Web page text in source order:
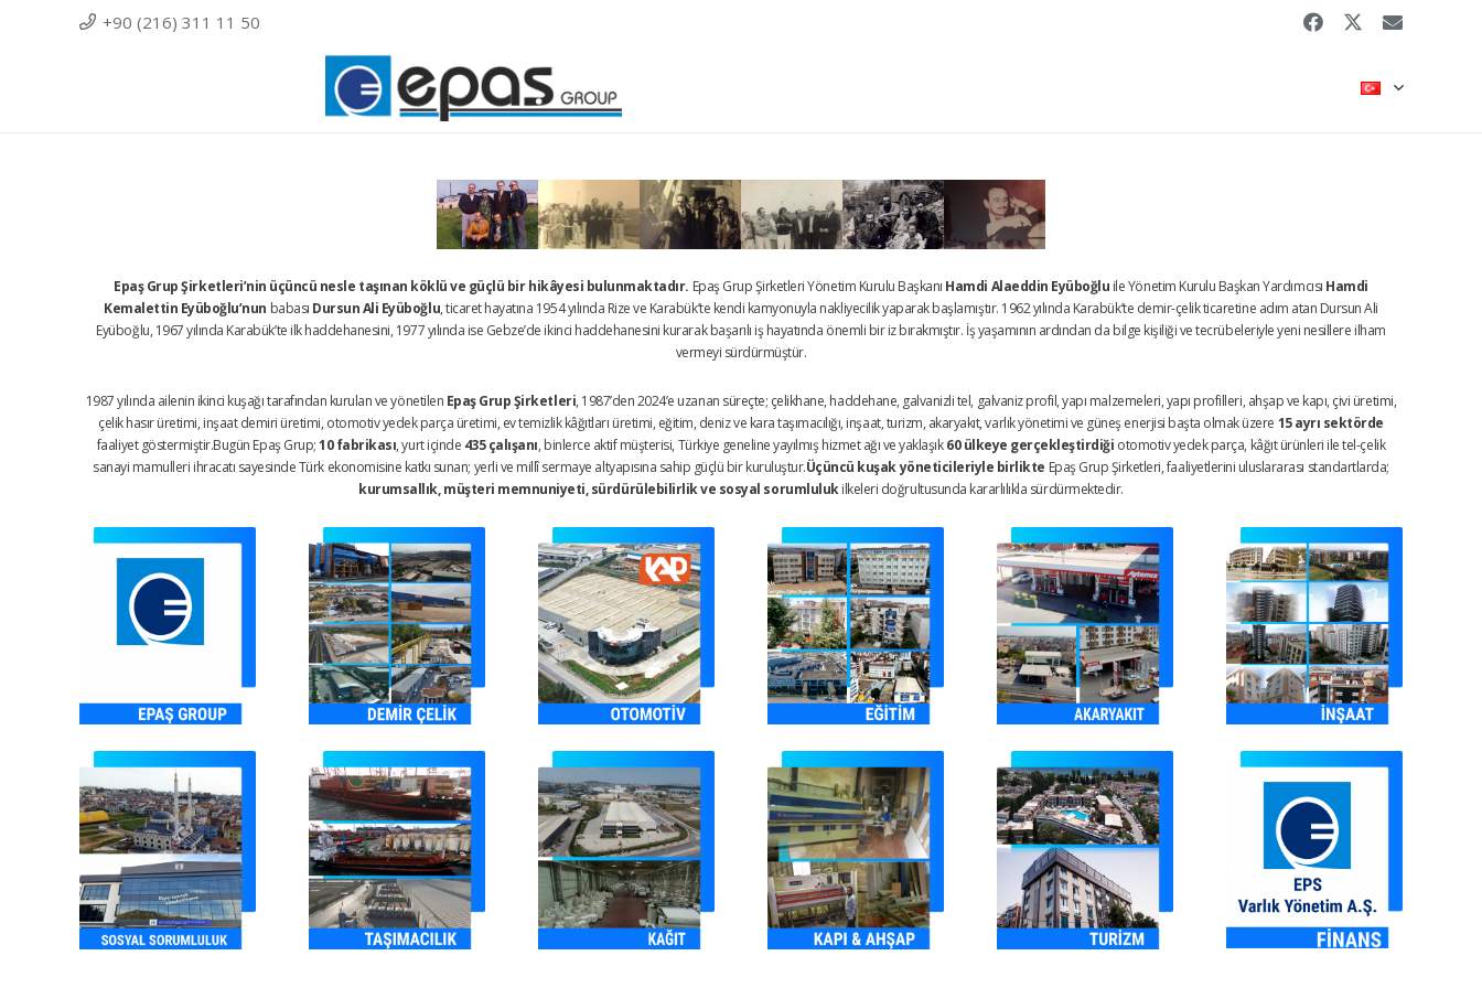
+90 (216) 311 11 50
Epaş Grup Şirketleri’nin üçüncü nesle taşınan köklü ve güçlü bir hikâyesi bulunmaktadır. Epaş Grup Şirketleri Yönetim Kurulu Başkanı Hamdi Alaeddin Eyüboğlu ile Yönetim Kurulu Başkan Yardımcısı Hamdi
Kemalettin Eyüboğlu’nun babası Dursun Ali Eyüboğlu, ticaret hayatına 1954 yılında Rize ve Karabük’te kendi kamyonuyla nakliyecilik yaparak başlamıştır. 1962 yılında Karabük’te demir-çelik ticaretine adım atan Dursun Ali
Eyüboğlu, 1967 yılında Karabük’te ilk haddehanesini, 1977 yılında ise Gebze’de ikinci haddehanesini kurarak başarılı iş hayatında önemli bir iz bırakmıştır. İş yaşamının ardından da bilge kişiliği ve tecrübeleriyle yeni nesillere ilham
vermeyi sürdürmüştür.
1987 yılında ailenin ikinci kuşağı tarafından kurulan ve yönetilen Epaş Grup Şirketleri, 1987’den 2024’e uzanan süreçte; çelikhane, haddehane, galvanizli tel, galvaniz profil, yapı malzemeleri, yapı profilleri, ahşap ve kapı, çivi üretimi,
çelik hasır üretimi, inşaat demiri üretimi, otomotiv yedek parça üretimi, ev temizlik kâğıtları üretimi, eğitim, deniz ve kara taşımacılığı, inşaat, turizm, akaryakıt, varlık yönetimi ve güneş enerjisi başta olmak üzere 15 ayrı sektörde
faaliyet göstermiştir.Bugün Epaş Grup;10 fabrikası, yurt içinde 435 çalışanı, binlerce aktif müşterisi, Türkiye geneline yayılmış hizmet ağı ve yaklaşık60 ülkeye gerçekleştirdiği otomotiv yedek parça, kâğıt ürünleri ile tel-çelik
sanayi mamulleri ihracatı sayesinde Türk ekonomisine katkı sunan; yerli ve millî sermaye altyapısına sahip güçlü bir kuruluştur.Üçüncü kuşak yöneticileriyle birlikte Epaş Grup Şirketleri, faaliyetlerini uluslararası standartlarda;
kurumsallık, müşteri memnuniyeti, sürdürülebilirlik ve sosyal sorumlulukilkeleri doğrultusunda kararlılıkla sürdürmektedir.